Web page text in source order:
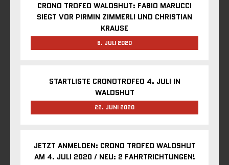
CRONO TROFEO WALDSHUT: FABIO MARUCCI
SIEGT VOR PIRMIN ZIMMERLI UND CHRISTIAN
KRAUSE
6. JULI 2020
STARTLISTE CRONOTROFEO 4. JULI IN
WALDSHUT
22. JUNI 2020
JETZT ANMELDEN: CRONO TROFEO WALDSHUT
AM 4. JULI 2020 / NEU: 2 FAHRTRICHTUNGEN!